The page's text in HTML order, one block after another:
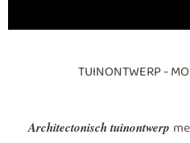
TUINONTWERP -
Architectonisch tuinontwerp